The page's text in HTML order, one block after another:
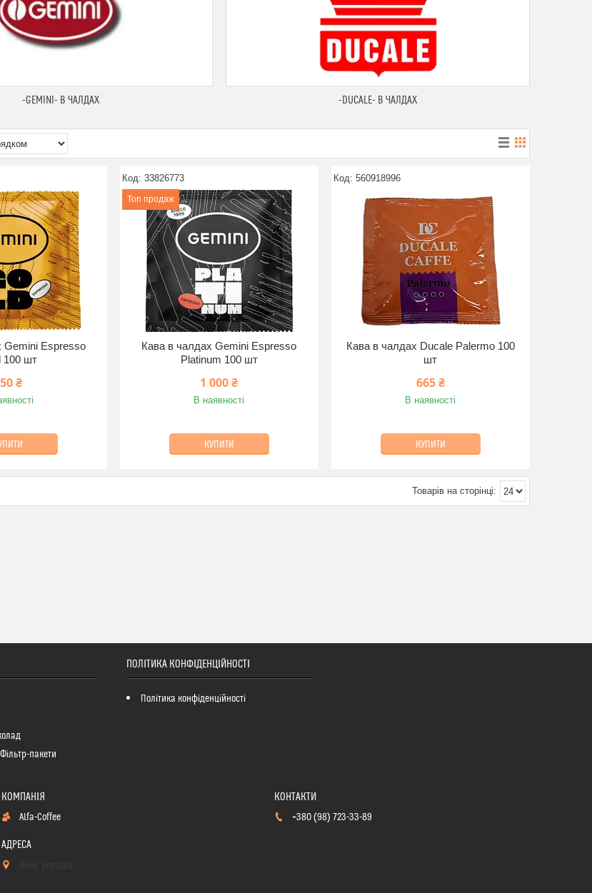
-GEMINI- В ЧАЛДАХ -DUCALE- В ЧАЛДАХ
Gemini Espresso
100 шт
₴
33826773
Топ продаж
Кава в чалдах Gemini Espresso
Platinum 100 шт
1 000 ₴
В наявності
КУПИТИ
560918996
Кава в чалдах Ducale Palermo 100
шт
665 ₴
В наявності
КУПИТИ
пакети
ПОЛІТИКА КОНФІДЕНЦІЙНОСТІ
Політика конфіденційності
Alfa-Coffee +380 (98) 723-33-89